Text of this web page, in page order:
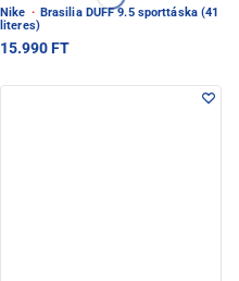
Nike · Brasilia DUFF 9.5 sporttáska (41
literes)
15.990 FT